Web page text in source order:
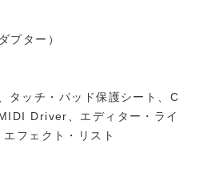
プター）
タッチ・パッド保護シート、C
Driver、エディター・ライ
フェクト・リスト